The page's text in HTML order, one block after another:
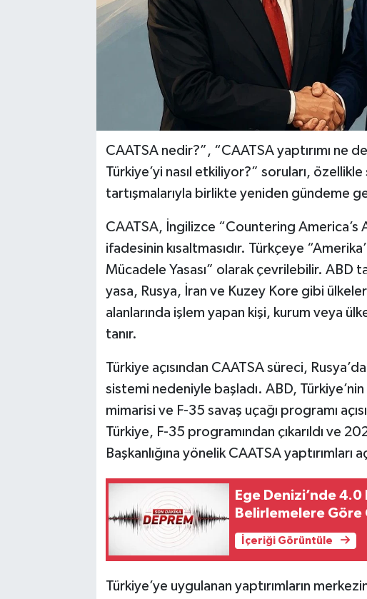
CAATSA nedir?”, “CAATSA yaptırımı ne
Türkiye’yi nasıl etkiliyor?” soruları,
tartışmalarıyla birlikte yeniden gündeme
CAATSA, İngilizce “Countering
ifadesinin kısaltmasıdır. Türkçeye
Mücadele Yasası” olarak çevrilebilir. ABD
yasa, Rusya, İran ve Kuzey Kore gibi
alanlarında işlem yapan kişi, kurum veya
tanır.
Türkiye açısından CAATSA süreci,
sistemi nedeniyle başladı. ABD, Türkiye’nin
mimarisi ve F-35 savaş uçağı programı
Türkiye, F-35 programından çıkarıldı ve
Başkanlığına yönelik CAATSA yaptırımları
Ege Denizi’nde
Belirlemelere
İçeriği Görüntüle
Türkiye’ye uygulanan yaptırımların